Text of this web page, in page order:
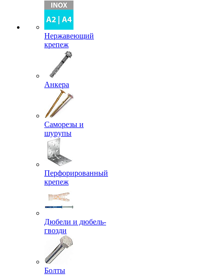
Нержавеющий
крепеж
Анкера
Саморезы и
шурупы
Перфорированный
крепеж
Дюбели и дюбель-
гвозди
Болты